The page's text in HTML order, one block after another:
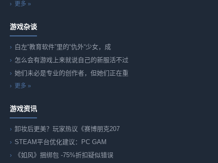
更多 »
游戏杂谈
白左“教育软件”里的“仇外“少女，成
怎么会有游戏上来就说自己的新服活不过
她们未必是专业的创作者，但她们正在重
更多 »
游戏资讯
卸妆后更美？玩家热议《赛博朋克207
STEAM平台优化建议：PC GAM
《如风》捆绑包 -75%折扣疑似错误